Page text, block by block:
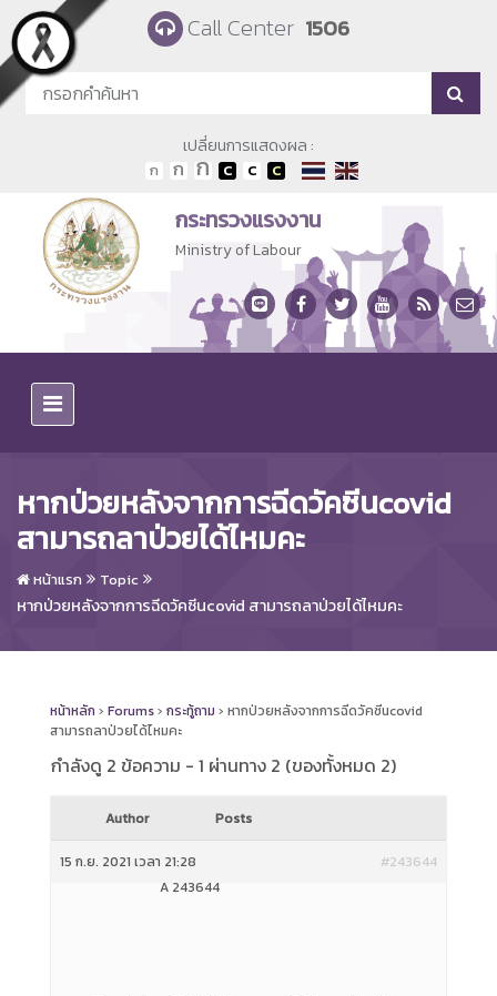
Skip to main content Call Center 1506
เปลี่ยนการแสดงผล :
กระทรวงแรงงาน
Ministry of Labour
หากป่วยหลังจากการฉีดวัคซีนcovid
สามารถลาป่วยได้ไหมคะ
หน้าแรก Topic
หากป่วยหลังจากการฉีดวัคซีนcovid สามารถลาป่วยได้ไหมคะ
หน้าหลัก › Forums› กระทู้ถาม › หากป่วยหลังจากการฉีดวัคซีนcovid
สามารถลาป่วยได้ไหมคะ
กำลังดู 2 ข้อความ - 1 ผ่านทาง 2 (ของทั้งหมด 2)
Author Posts
15 ก.ย. 2021 เวลา 21:28
#243644
A 243644